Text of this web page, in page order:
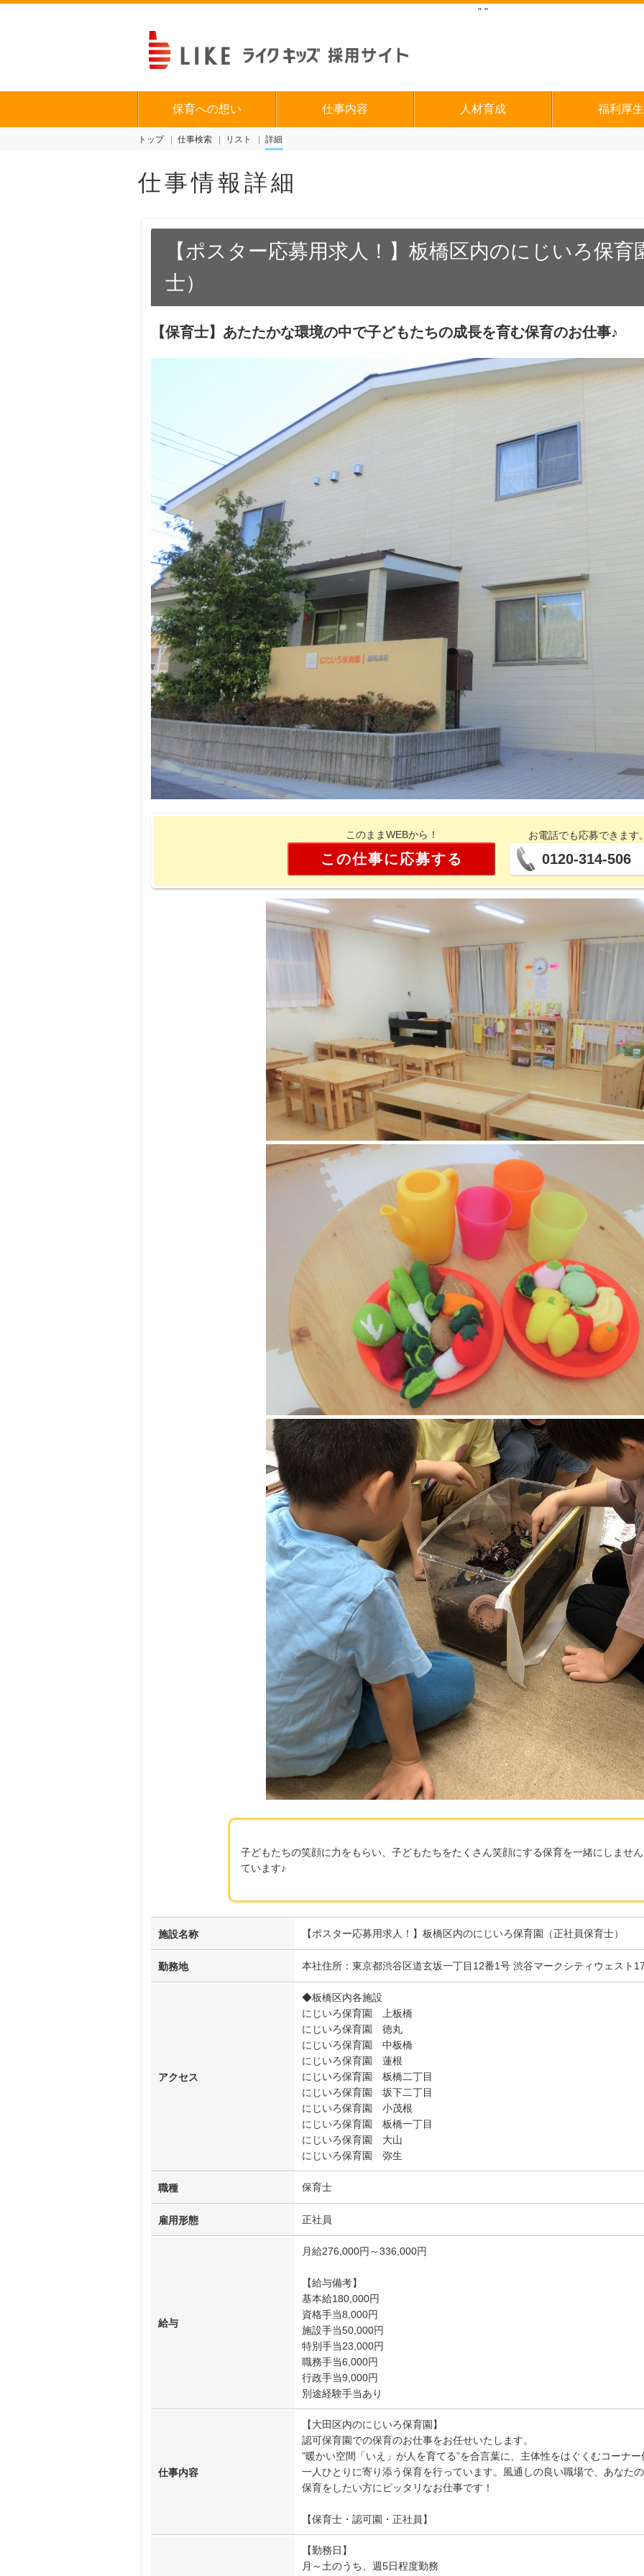
" "
保育への想い 仕事内容 人材育成 福利厚生
トップ 仕事検索 リスト 詳細
仕事情報詳細
【ポスター応募用求人！】板橋区内のにじいろ保育
士）
【保育士】あたたかな環境の中で子どもたちの成長を育む保育のお仕事♪
このままWEBから！
この仕事に応募する
お電話でも応募できます
0120-314-506
子どもたちの笑顔に力をもらい、子どもたちをたくさん笑顔にする保育を一緒にしませ
ています♪
施設名称 【ポスター応募用求人！】板橋区内のにじいろ保育園（正社員保育士）
勤務地 本社住所：東京都渋谷区道玄坂一丁目12番1号 渋谷マークシティウェスト
アクセス
◆板橋区内各施設
にじいろ保育園 上板橋
にじいろ保育園 徳丸
にじいろ保育園 中板橋
にじいろ保育園 蓮根
にじいろ保育園 板橋二丁目
にじいろ保育園 坂下二丁目
にじいろ保育園 小茂根
にじいろ保育園 板橋一丁目
にじいろ保育園 大山
にじいろ保育園 弥生
職種 保育士
雇用形態 正社員
給与
月給276,000円～336,000円
【給与備考】
基本給180,000円
資格手当8,000円
施設手当50,000円
特別手当23,000円
職務手当6,000円
行政手当9,000円
別途経験手当あり
仕事内容
【大田区内のにじいろ保育園】
認可保育園での保育のお仕事をお任せいたします。
”暖かい空間「いえ」が人を育てる”を合言葉に、主体性をはぐくむコーナ
一人ひとりに寄り添う保育を行っています。風通しの良い職場で、あなた
保育をしたい方にピッタリなお仕事です！
【保育士・認可園・正社員】
【勤務日】
月～土のうち、週5日程度勤務